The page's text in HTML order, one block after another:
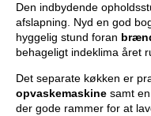
Den indbydende
afslapning. Nyd en god
hyggelig stund foran
behageligt indeklima året
Det separate køkken er
opvaskemaskine samt en
der gode rammer for at